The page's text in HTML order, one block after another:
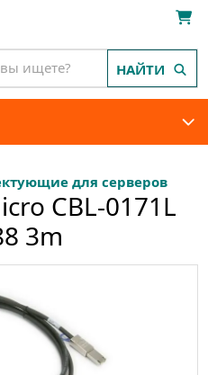
НАЙТИ
для серверов
CBL-0171L
3m